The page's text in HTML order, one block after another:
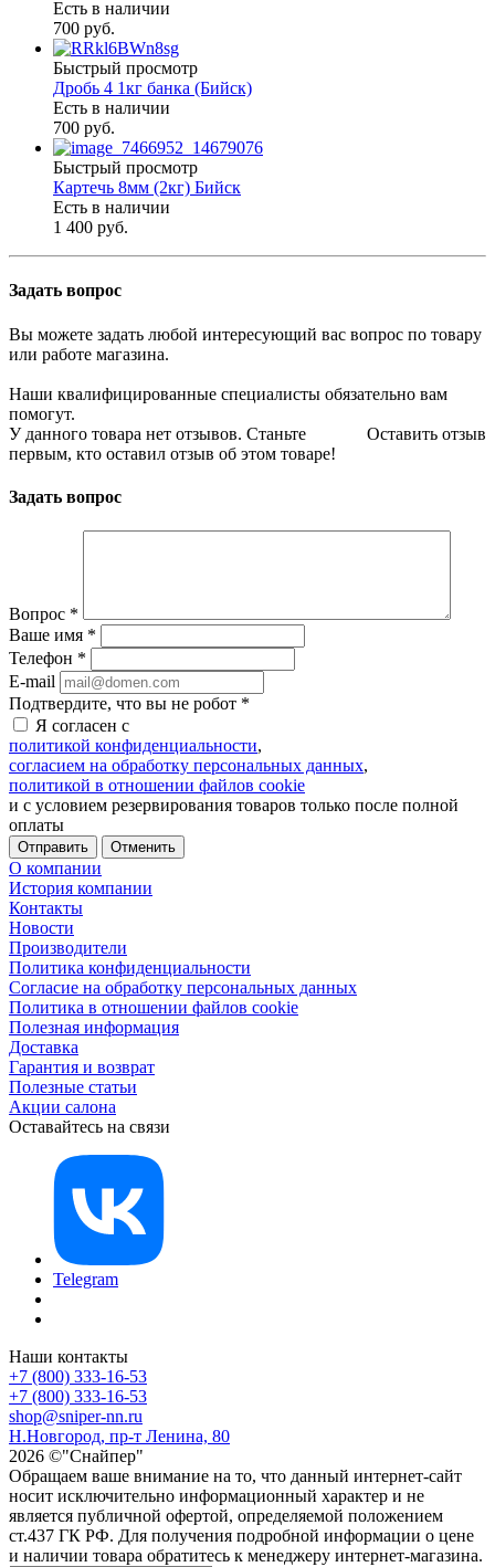
Есть в наличии
700 руб.
Быстрый просмотр
Дробь 4 1кг банка (Бийск)
Есть в наличии
700 руб.
Быстрый просмотр
Картечь 8мм (2кг) Бийск
Есть в наличии
1 400 руб.
Задать вопрос
Вы можете задать любой интересующий вас вопрос по товару
или работе магазина.
Наши квалифицированные специалисты обязательно вам
помогут.
Оставить отзыв
У данного товара нет отзывов. Станьте
первым, кто оставил отзыв об этом товаре!
Задать вопрос
Вопрос *
Ваше имя *
Телефон *
E-mail
Подтвердите, что вы не робот *
Я согласен с
политикой конфиденциальности,
согласием на обработку персональных данных,
политикой в отношении файлов cookie
и с условием резервирования товаров только после полной
оплаты
Отменить
О компании
История компании
Контакты
Новости
Производители
Политика конфиденциальности
Согласие на обработку персональных данных
Политика в отношении файлов cookie
Полезная информация
Доставка
Гарантия и возврат
Полезные статьи
Акции салона
Оставайтесь на связи
Telegram
Наши контакты
+7 (800) 333-16-53
+7 (800) 333-16-53
shop@sniper-nn.ru
Н.Новгород, пр-т Ленина, 80
2026 ©"Снайпер"
Обращаем ваше внимание на то, что данный интернет-сайт
носит исключительно информационный характер и не
является публичной офертой, определяемой положением
ст.437 ГК РФ. Для получения подробной информации о цене
и наличии товара обратитесь к менеджеру интернет-магазина.